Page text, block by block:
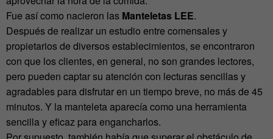
Fue así como nacieron las Manteletas LEE.
Después de realizar un estudio entre comensales y
propietarios de diversos establecimientos, se encontraron
con que los clientes, en general, no son grandes lectores,
pero pueden captar su atención con lecturas sencillas y
agradables para disfrutar en un tiempo breve, no más de 45
minutos. Y la manteleta aparecía como una herramienta
sencilla y eficaz para engancharlos.